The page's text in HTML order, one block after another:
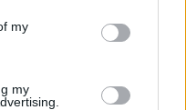
my
my